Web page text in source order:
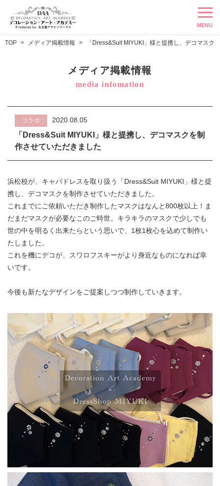
MENU
TOP メディア掲載情報 「Dress&Suit MIYUKI」様と提携し、デコマスク
メディア掲載情報
media infomation
コラボ 2020.08.05
「Dress&Suit MIYUKI」様と提携し、デコマスクを制
作させていただきました
浜松校が、キャバドレスを取り扱う「Dress&Suit MIYUKI」様と提
携し、デコマスクを制作させていただきました。
これまでにご依頼いただき制作したマスクはなんと800枚以上！ま
だまだマスクが必要なこのご時世。キラキラのマスクで少しでも
世の中を明るく出来たらという思いで、1枚1枚心を込めて制作い
たしました。
これを機にデコが、スワロフスキーがより身近なものになれば幸
いです。
今後も新たなデザインをご提案しつつ制作していきます。